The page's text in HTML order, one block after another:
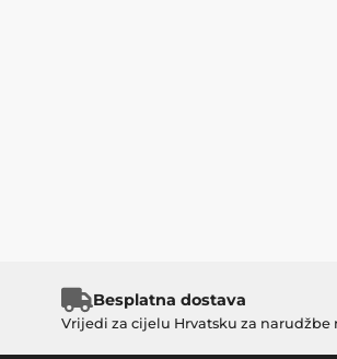
Besplatna dostava
Vrijedi za cijelu Hrvatsku za